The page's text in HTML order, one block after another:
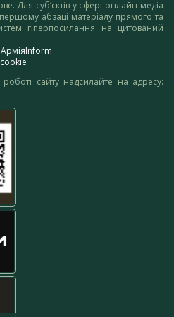
Для суб’єктів у сфері онлайн-медіа
абзаці матеріалу прямого та
гіперпосилання на цитований
сайту надсилайте на адресу: